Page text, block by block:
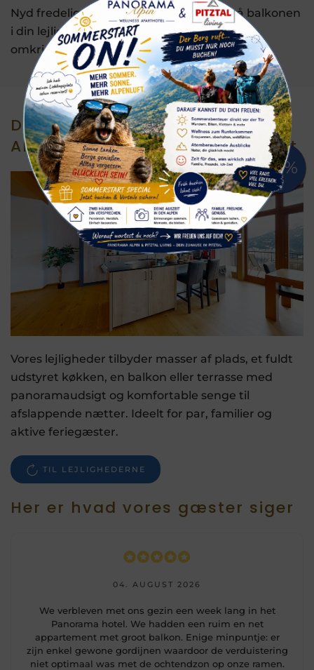
Nyd fredelige timer i vores sauna eller på balkonen
i din lejlighed – med udsigt over de
omkringliggende bjerge.
Din lejlighed på Panorama
Alpin – hyggelig og med udsigt
Vores lejligheder tilbyder masser af plads, et fuldt
udstyret køkken, en balkon eller terrasse med
panoramaudsigt og komfortable senge til
afslappende nætter. Ideelt for par, familier og
aktive feriegæster.
TIL LEJLIGHEDERNE
Her er hvad vores gæster siger
04. AUGUST 2026
We verbleven met ons gezin een week lang in het
Panorama hotel. We hadden een ruim en net
appartement met groot balkon. Enige minpuntje: er
zijn enkel gewone gordijnen waardoor de verduistering
niet optimaal was met de ochtendzon op onze ramen.